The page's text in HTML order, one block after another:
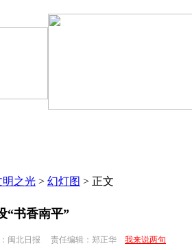
明之光 > 幻灯图 > 正文
“书香南平”
闽北日报 责任编辑：郑正华 我来说两句